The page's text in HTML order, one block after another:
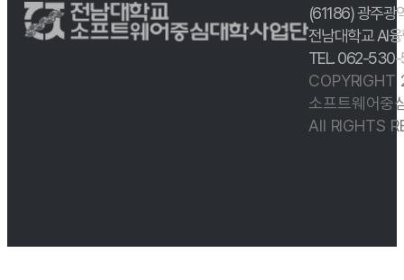
(61186) 광주광
전남대학교 AI
TEL. 062-
COPYRIGHT
소프트웨어중
All RIGHTS